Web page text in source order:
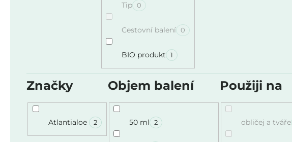
Tip 0
Cestovní balení 0
BIO produkt 1
Značky
Atlantialoe 2
Objem balení
50 ml 2
Použiji na
obličej a tváře